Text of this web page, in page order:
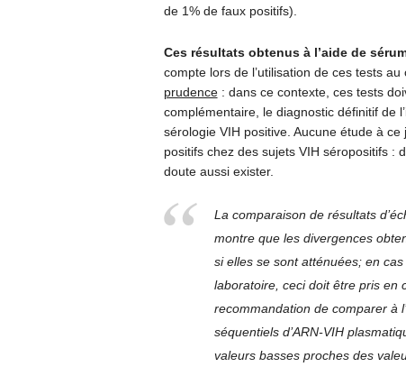
de 1% de faux positifs).
Ces résultats obtenus à l’aide de
compte lors de l’utilisation de ces tests
prudence: dans ce contexte, ces tests
complémentaire, le diagnostic définitif de
sérologie VIH positive. Aucune étude à ce
positifs chez des sujets VIH séropositifs :
doute aussi exister.
La comparaison de résultats
montre que les divergences
si elles se sont atténuées; en
laboratoire, ceci doit être pris en
recommandation de comparer à
séquentiels d’ARN-VIH
valeurs basses proches des